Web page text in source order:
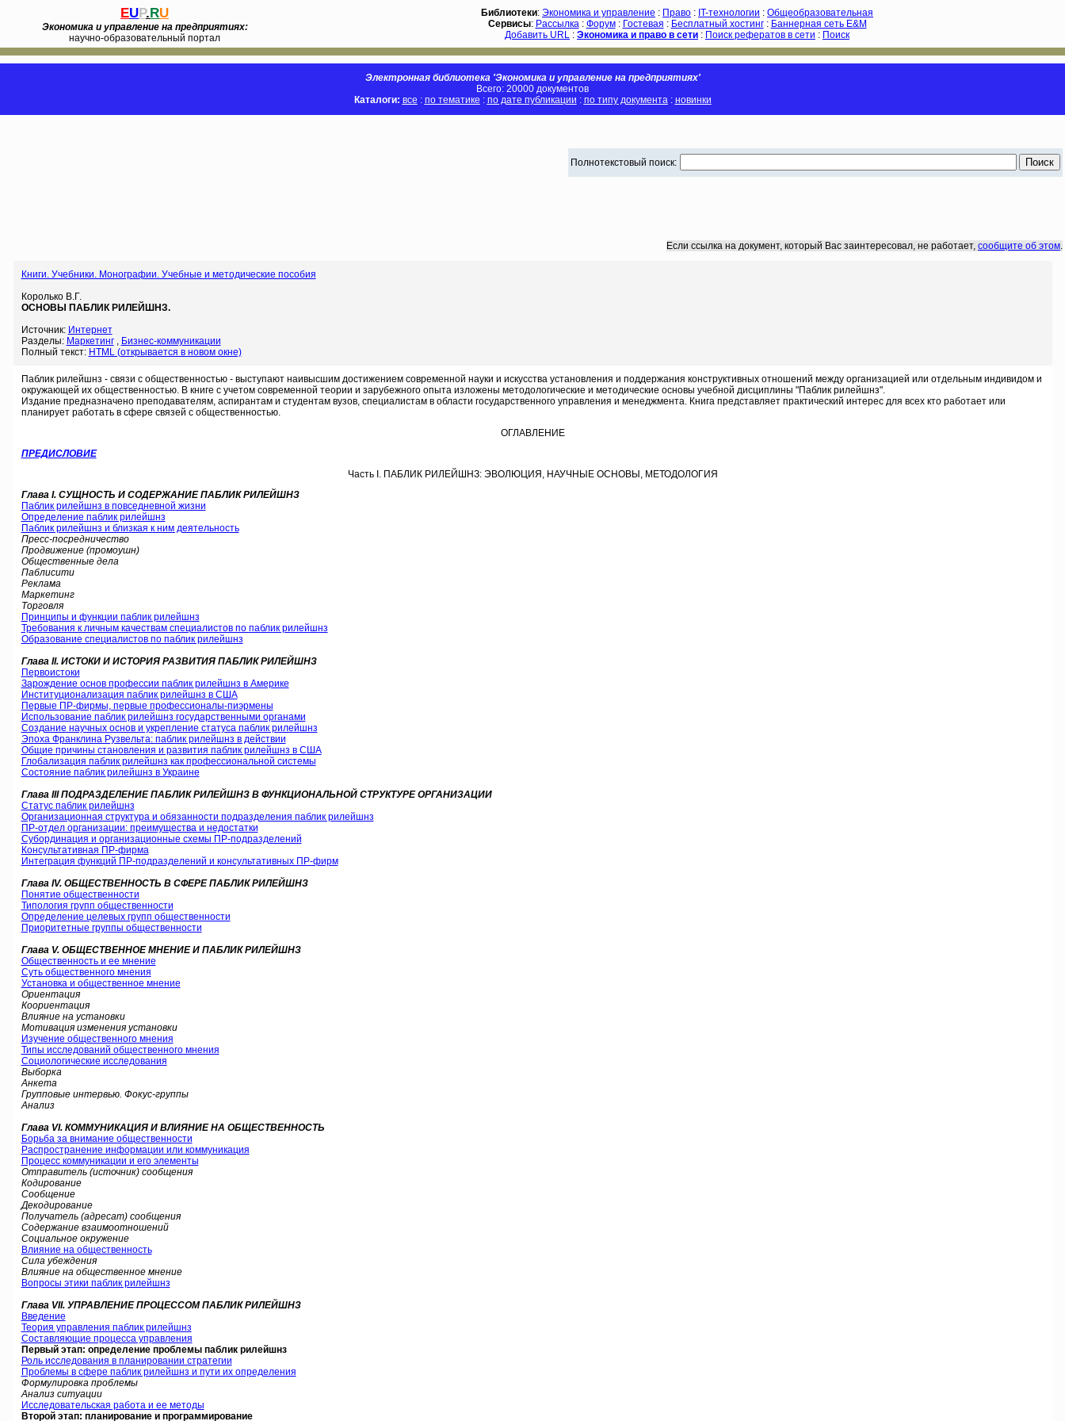
EUP.RU
Экономика и управление на предприятиях:
научно-образовательный портал
Библиотеки: Экономика и управление : Право : IT-технологии : Общеобразовательная
Сервисы: Рассылка: Форум: Гостевая : Бесплатный хостинг: Баннерная сеть E&M
Добавить URL : Экономика и право в сети : Поиск рефератов в сети : Поиск
Электронная библиотека 'Экономика и управление на предприятиях'
Всего: 20000 документов
Каталоги: все : по тематике : по дате публикации : по типу документа: новинки
Полнотекстовый поиск:
Если ссылка на документ, который Вас заинтересовал, не работает, сообщите об этом.
Книги. Учебники. Монографии. Учебные и методические пособия
Королько В.Г.
ОСНОВЫ ПАБЛИК РИЛЕЙШНЗ.
Источник: Интернет
Разделы: Маркетинг, Бизнес-коммуникации
Полный текст: HTML (открывается в новом окне)
Паблик рилейшнз - связи с общественностью - выступают наивысшим достижением современной науки и искусства установления и поддержания конструктивных отношений между организацией или отдельным индивидом и
окружающей их общественностью. В книге с учетом современной теории и зарубежного опыта изложены методологические и методические основы учебной дисциплины "Паблик рилейшнз".
Издание предназначено преподавателям, аспирантам и студентам вузов, специалистам в области государственного управления и менеджмента. Книга представляет практический интерес для всех кто работает или
планирует работать в сфере связей с общественностью.
ОГЛАВЛЕНИЕ
ПРЕДИСЛОВИЕ
Часть І. ПАБЛИК РИЛЕЙШНЗ: ЭВОЛЮЦИЯ, НАУЧНЫЕ ОСНОВЫ, МЕТОДОЛОГИЯ
Глава I. СУЩНОСТЬ И СОДЕРЖАНИЕ ПАБЛИК РИЛЕЙШНЗ
Паблик рилейшнз в повседневной жизни
Определение паблик рилейшнз
Паблик рилейшнз и близкая к ним деятельность
Пресс-посредничество
Продвижение (промоушн)
Общественные дела
Паблисити
Реклама
Маркетинг
Торговля
Принципы и функции паблик рилейшнз
Требования к личным качествам специалистов по паблик рилейшнз
Образование специалистов по паблик рилейшнз
Глава II. ИСТОКИ И ИСТОРИЯ РАЗВИТИЯ ПАБЛИК РИЛЕЙШНЗ
Первоистоки
Зарождение основ профессии паблик рилейшнз в Америке
Институционализация паблик рилейшнз в США
Первые ПР-фирмы, первые профессионалы-пиэрмены
Использование паблик рилейшнз государственными органами
Создание научных основ и укрепление статуса паблик рилейшнз
Эпоха Франклина Рузвельта: паблик рилейшнз в действии
Общие причины становления и развития паблик рилейшнз в США
Глобализация паблик рилейшнз как профессиональной системы
Состояние паблик рилейшнз в Украине
Глава III ПОДРАЗДЕЛЕНИЕ ПАБЛИК РИЛЕЙШНЗ В ФУНКЦИОНАЛЬНОЙ СТРУКТУРЕ ОРГАНИЗАЦИИ
Статус паблик рилейшнз
Организационная структура и обязанности подразделения паблик рилейшнз
ПР-отдел организации: преимущества и недостатки
Субординация и организационные схемы ПР-подразделений
Консультативная ПР-фирма
Интеграция функций ПР-подразделений и консультативных ПР-фирм
Глава IV. ОБЩЕСТВЕННОСТЬ В СФЕРЕ ПАБЛИК РИЛЕЙШНЗ
Понятие общественности
Типология групп общественности
Определение целевых групп общественности
Приоритетные группы общественности
Глава V. ОБЩЕСТВЕННОЕ МНЕНИЕ И ПАБЛИК РИЛЕЙШНЗ
Общественность и ее мнение
Суть общественного мнения
Установка и общественное мнение
Ориентация
Коориентация
Влияние на установки
Мотивация изменения установки
Изучение общественного мнения
Типы исследований общественного мнения
Социологические исследования
Выборка
Анкета
Групповые интервью. Фокус-группы
Анализ
Глава VI. КОММУНИКАЦИЯ И ВЛИЯНИЕ НА ОБЩЕСТВЕННОСТЬ
Борьба за внимание общественности
Распространение информации или коммуникация
Процесс коммуникации и его элементы
Отправитель (источник) сообщения
Кодирование
Сообщение
Декодирование
Получатель (адресат) сообщения
Содержание взаимоотношений
Социальное окружение
Влияние на общественность
Сила убеждения
Влияние на общественное мнение
Вопросы этики паблик рилейшнз
Глава VII. УПРАВЛЕНИЕ ПРОЦЕССОМ ПАБЛИК РИЛЕЙШНЗ
Введение
Теория управления паблик рилейшнз
Составляющие процесса управления
Первый этап: определение проблемы паблик рилейшнз
Роль исследования в планировании стратегии
Проблемы в сфере паблик рилейшнз и пути их определения
Формулировка проблемы
Анализ ситуации
Исследовательская работа и ее методы
Второй этап: планирование и программирование